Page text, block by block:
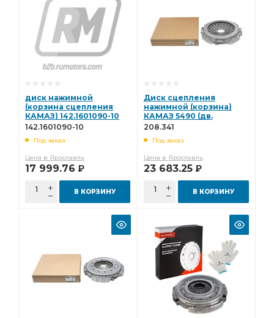
диск нажимной
(корзина сцепления
КАМАЗ) 142.1601090-10
142.1601090-10
Под заказ
Цена в Ярославль
17 999.76 Р
В КОРЗИНУ
Диск сцепления
нажимной (корзина)
КАМАЗ 5490 (дв.
Мерседес) DAF, IVECO,
(BOVIA) 208.341
208.341
Под заказ
Цена в Ярославль
23 683.25 Р
В КОРЗИНУ